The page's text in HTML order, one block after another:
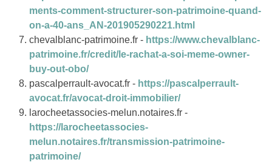
ments-comment-structurer-son-patrimoine-quand-
on-a-40-ans_AN-201905290221.html
chevalblanc-patrimoine.fr - https://www.chevalblanc-
patrimoine.fr/credit/le-rachat-a-soi-meme-owner-
buy-out-obo/
pascalperrault-avocat.fr - https://pascalperrault-
avocat.fr/avocat-droit-immobilier/
larocheetassocies-melun.notaires.fr -
https://larocheetassocies-
melun.notaires.fr/transmission-patrimoine-
patrimoine/